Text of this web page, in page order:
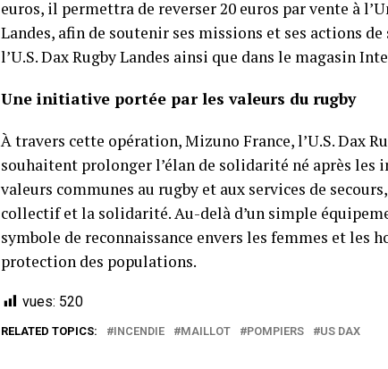
euros, il permettra de reverser 20 euros par vente à
Landes, afin de soutenir ses missions et ses actions
l’U.S. Dax Rugby Landes ainsi que dans le magasin
Une initiative portée par les valeurs du rugby
À travers cette opération, Mizuno France, l’U.S. Dax
souhaitent prolonger l’élan de solidarité né après les
valeurs communes au rugby et aux services de
collectif et la solidarité. Au-delà d’un simple
symbole de reconnaissance envers les femmes et
protection des populations.
vues: 520
RELATED TOPICS: INCENDIE MAILLOT POMPIERS US DAX